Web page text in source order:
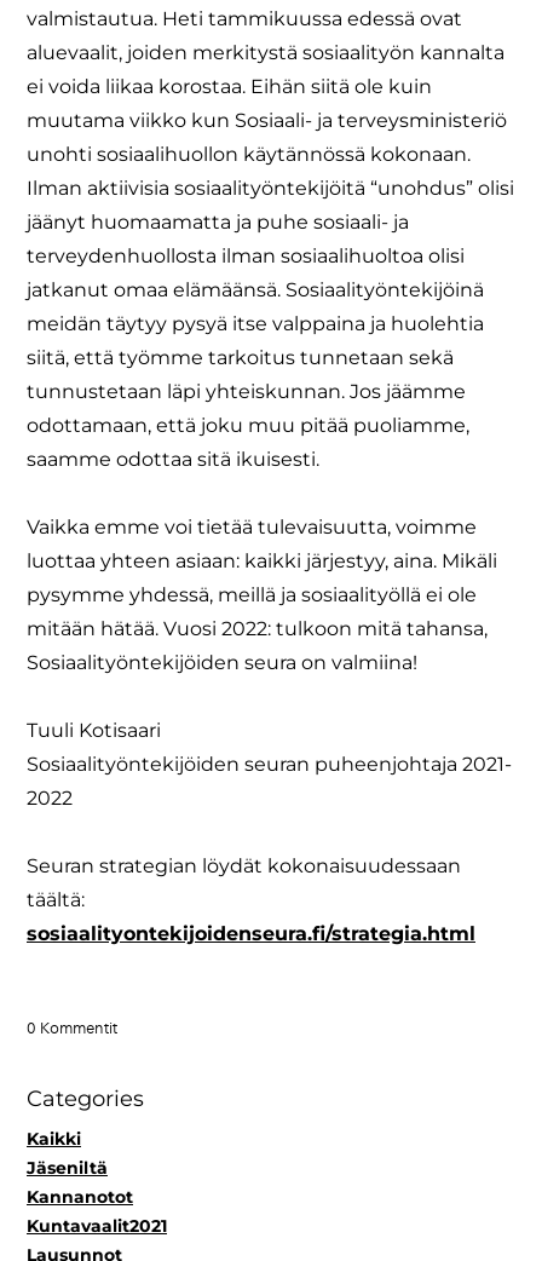
valmistautua. Heti tammikuussa edessä ovat
aluevaalit, joiden merkitystä sosiaalityön kannalta
ei voida liikaa korostaa. Eihän siitä ole kuin
muutama viikko kun Sosiaali- ja terveysministeriö
unohti sosiaalihuollon käytännössä kokonaan.
Ilman aktiivisia sosiaalityöntekijöitä “unohdus” olisi
jäänyt huomaamatta ja puhe sosiaali- ja
terveydenhuollosta ilman sosiaalihuoltoa olisi
jatkanut omaa elämäänsä. Sosiaalityöntekijöinä
meidän täytyy pysyä itse valppaina ja huolehtia
siitä, että työmme tarkoitus tunnetaan sekä
tunnustetaan läpi yhteiskunnan. Jos jäämme
odottamaan, että joku muu pitää puoliamme,
saamme odottaa sitä ikuisesti.
Vaikka emme voi tietää tulevaisuutta, voimme
luottaa yhteen asiaan: kaikki järjestyy, aina. Mikäli
pysymme yhdessä, meillä ja sosiaalityöllä ei ole
mitään hätää. Vuosi 2022: tulkoon mitä tahansa,
Sosiaalityöntekijöiden seura on valmiina!
Tuuli Kotisaari
​Sosiaalityöntekijöiden seuran puheenjohtaja 2021-
2022
Seuran strategian löydät kokonaisuudessaan
täältä: ​
sosiaalityontekijoidenseura.fi/strategia.html
0 Kommentit
Categories
Kaikki
Jäseniltä
Kannanotot
Kuntavaalit2021
Lausunnot